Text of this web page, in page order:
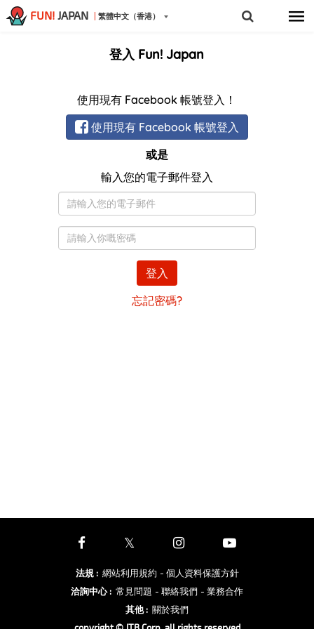
FUN! JAPAN 繁體中文（香港）
登入 Fun! Japan
使用現有 Facebook 帳號登入！
使用現有 Facebook 帳號登入
或是
輸入您的電子郵件登入
子
郵
碼
登入
忘記密碼?
法規: 網站利用規約 - 個人資料保護方針
洽詢中心: 常見問題 - 聯絡我們 - 業務合作
其他: 關於我們